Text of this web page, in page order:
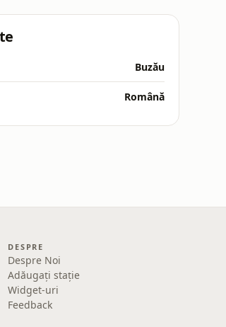
Buzău
Română
DESPRE
Despre Noi
Adăugați stație
Widget-uri
Feedback